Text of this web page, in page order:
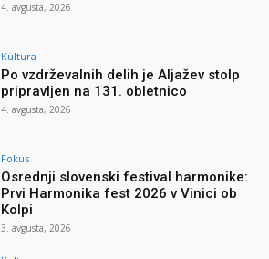
4. avgusta, 2026
Kultura
Po vzdrževalnih delih je Aljažev stolp
pripravljen na 131. obletnico
4. avgusta, 2026
Fokus
Osrednji slovenski festival harmonike:
Prvi Harmonika fest 2026 v Vinici ob
Kolpi
3. avgusta, 2026